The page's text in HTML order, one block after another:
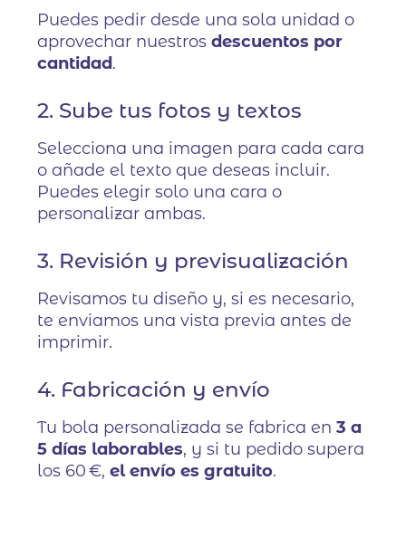
Puedes pedir desde una sola unidad o
aprovechar nuestrosdescuentos por
cantidad.
2. Sube tus fotos y textos
Selecciona una imagen para cada cara
o añade el texto que deseas incluir.
Puedes elegir solo una cara o
personalizar ambas.
3. Revisión y previsualización
Revisamos tu diseño y, si es necesario,
te enviamos una vista previa antes de
imprimir.
4. Fabricación y envío
Tu bola personalizada se fabrica en3 a
5 días laborables, y si tu pedido supera
los 60 €,el envío es gratuito.